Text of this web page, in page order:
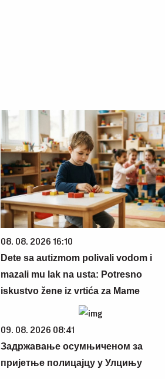
08. 08. 2026 16:10
Dete sa autizmom polivali vodom i
mazali mu lak na usta: Potresno
iskustvo žene iz vrtića za Mame
09. 08. 2026 08:41
Задржавање осумњиченом за
пријетње полицајцу у Улцињу